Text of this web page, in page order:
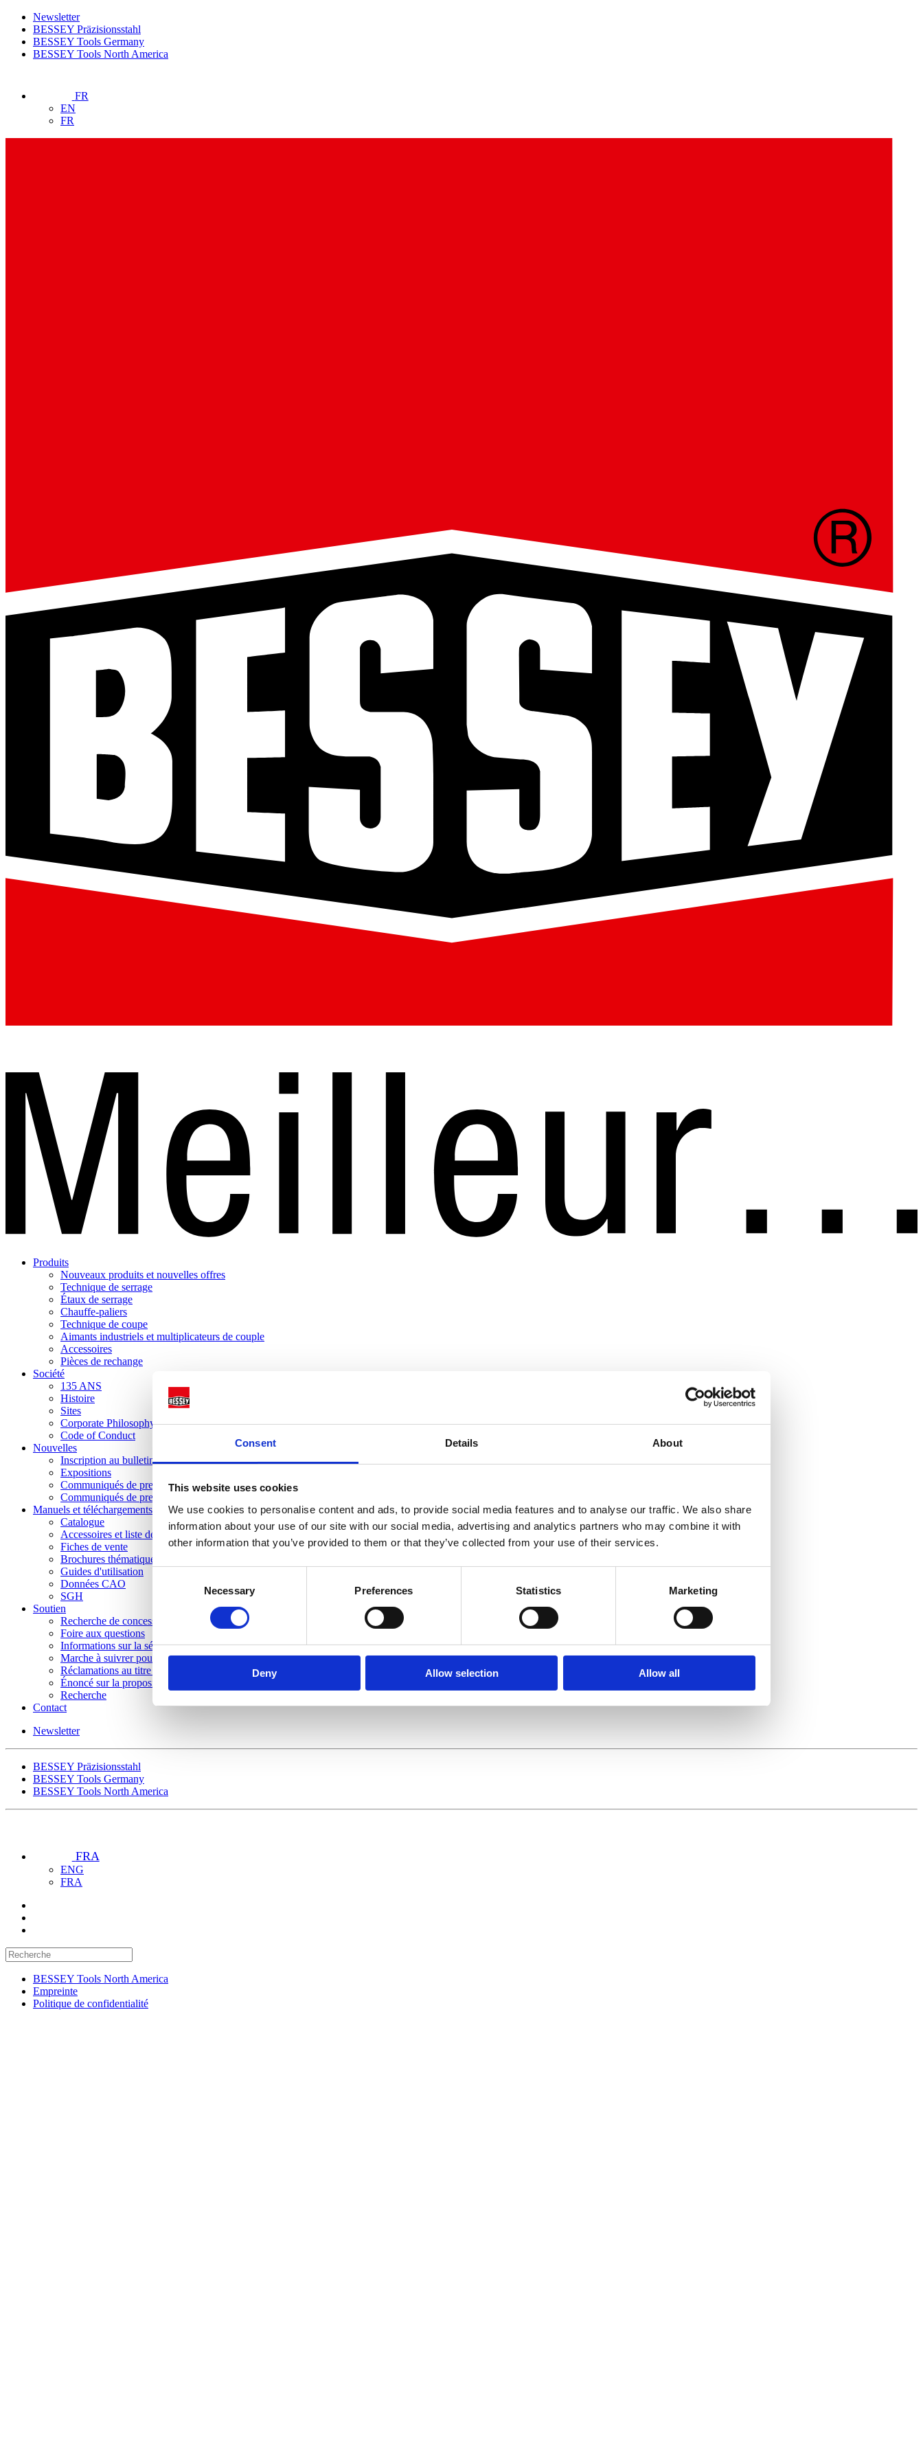
Consent Details About
This website uses cookies
We use cookies to personalise content and ads, to provide social media features and to analyse our traffic. We also share
information about your use of our site with our social media, advertising and analytics partners who may combine it with
other information that you’ve provided to them or that they’ve collected from your use of their services.
Necessary Preferences Statistics Marketing
Deny Allow selection Allow all
Newsletter
BESSEY Präzisionsstahl
BESSEY Tools Germany
BESSEY Tools North America
FR
EN
FR
Produits
Nouveaux produits et nouvelles offres
Technique de serrage
Étaux de serrage
Chauffe-paliers
Technique de coupe
Aimants industriels et multiplicateurs de couple
Accessoires
Pièces de rechange
Société
135 ANS
Histoire
Sites
Corporate Philosophy
Code of Conduct
Nouvelles
Inscription au bulletin d'information
Expositions
Communiqués de presse actuels
Communiqués de presse archivés
Manuels et téléchargements
Catalogue
Accessoires et liste de pièces de rechange
Fiches de vente
Brochures thématiques
Guides d'utilisation
Données CAO
SGH
Soutien
Recherche de concessionnaire
Foire aux questions
Informations sur la sécurité
Marche à suivrer pour le retour des produits
Réclamations au titre de la garantie
Énoncé sur la proposition 65 de la Californie
Recherche
Contact
Newsletter
BESSEY Präzisionsstahl
BESSEY Tools Germany
BESSEY Tools North America
FRA
ENG
FRA
BESSEY Tools North America
Empreinte
Politique de confidentialité